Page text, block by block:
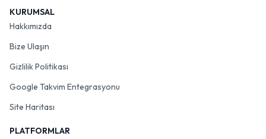
KURUMSAL
Hakkımızda
Bize Ulaşın
Gizlilik Politikası
Google Takvim Entegrasyonu
Site Haritası
PLATFORMLAR